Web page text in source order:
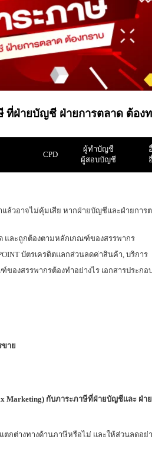
ที่ฝ่ายบัญชี ฝ่ายการตลาด ต้อง
CPD
ผู้ทำบัญชี
ผู้สอบบัญชี
ล้วอาจไม่คุ้มเสีย หากฝ่ายบัญชีและฝ่ายการ
และถูกต้องตามหลักเกณฑ์ของสรรพากร
บัตรเครดิตแลกส่วนลดค่าสินค้า, บริการ
องสรรพากรต้องทำอย่างไร เอกสารประกอ
ขาย
Marketing) กับภาระภาษีที่ฝ่ายบัญชีและ ฝ่า
กต่างทางด้านภาษีหรือไม่ และให้ส่วนลดอย่